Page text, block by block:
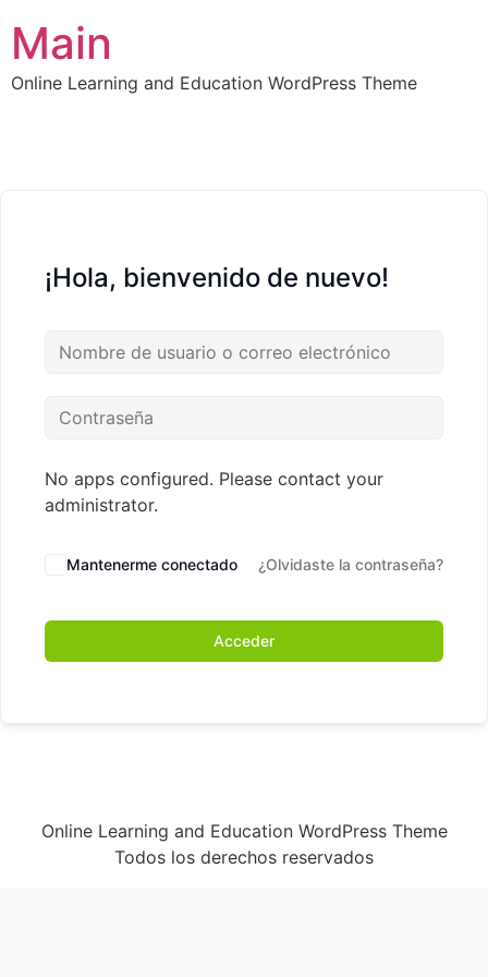
Main
Online Learning and Education WordPress Theme
¡Hola, bienvenido de nuevo!
No apps configured. Please contact your
administrator.
Mantenerme conectado ¿Olvidaste la contraseña?
Acceder
Online Learning and Education WordPress Theme
Todos los derechos reservados